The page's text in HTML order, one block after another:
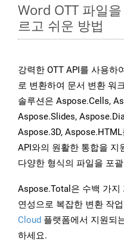
Word OTT 파일
르고 쉬운 방법
강력한 OTT API를 사용하
로 변환하여 문서 변환 워
솔루션은 Aspose.Cells,
Aspose.Slides,
Aspose.3D,
API와의 원활한 통합을 지
다양한 형식의 파일을 포
Aspose.Total은 수백 가지
연성으로 복잡한 변환 작
Cloud 플랫폼에서 지원되
하세요.